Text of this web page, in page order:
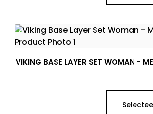
VIKING BASE LAYER SET WOMAN -